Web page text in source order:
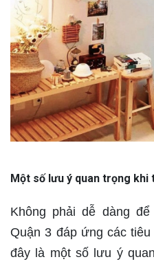
Một số lưu ý quan trọng khi
Không phải dễ dàng
Quận 3 đáp ứng các
đây là một số lưu ý